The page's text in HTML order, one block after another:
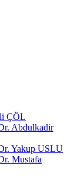
ÇÖL
Abdulkadir
Yakup USLU
Mustafa